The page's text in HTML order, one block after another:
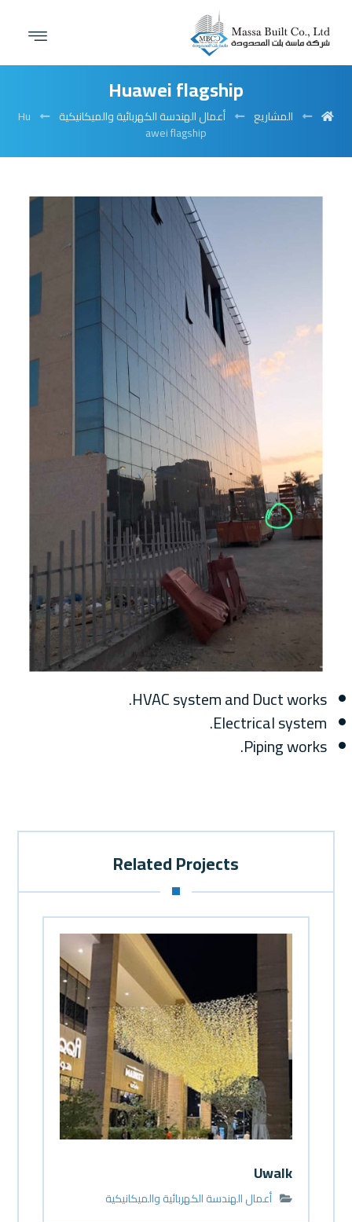
Huawei flagship
المشاريع أعمال الهندسة الكهربائية والميكانيكية
Hu
awei flagship
HVAC system and Duct works.
Electrical system.
Piping works.
Related Projects
Uwalk
أعمال الهندسة الكهربائية والميكانيكية